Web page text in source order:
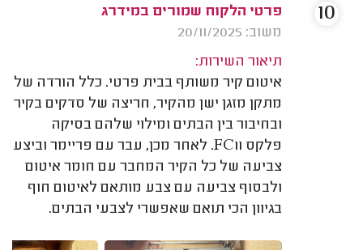
פרטי הלקוח שמורים במידרג
משוב: 20/11/2025
תיאור השירות:
איטום קיר משותף בבית פרטי. כלל הורדה של
מתקן מזגן ישן מהקיר, חריצה של סדקים בקיר
ובחיבור בין הבתים ומילוי שלהם בסיקה
פלקס FC11. לאחר מכן, עבר עם פריימר וביצע
צביעה של כל הקיר המחבר עם חומר איטום
ולבסוף צביעה עם צבע מותאם לאיטום חוף
בגיוון הכי תואם שאפשרי לצבעי הבתים.
10